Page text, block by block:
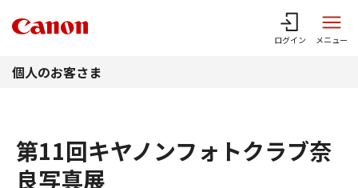
ログイン メニュー
個人のお客さま
第11回キヤノンフォトクラブ奈
良写真展